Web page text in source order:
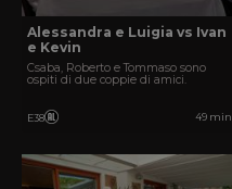
Alessandra e Luigia vs Ivan
e Kevin
Csaba, Roberto e Tommaso sono
ospiti di due coppie di amici.
E38 49 min